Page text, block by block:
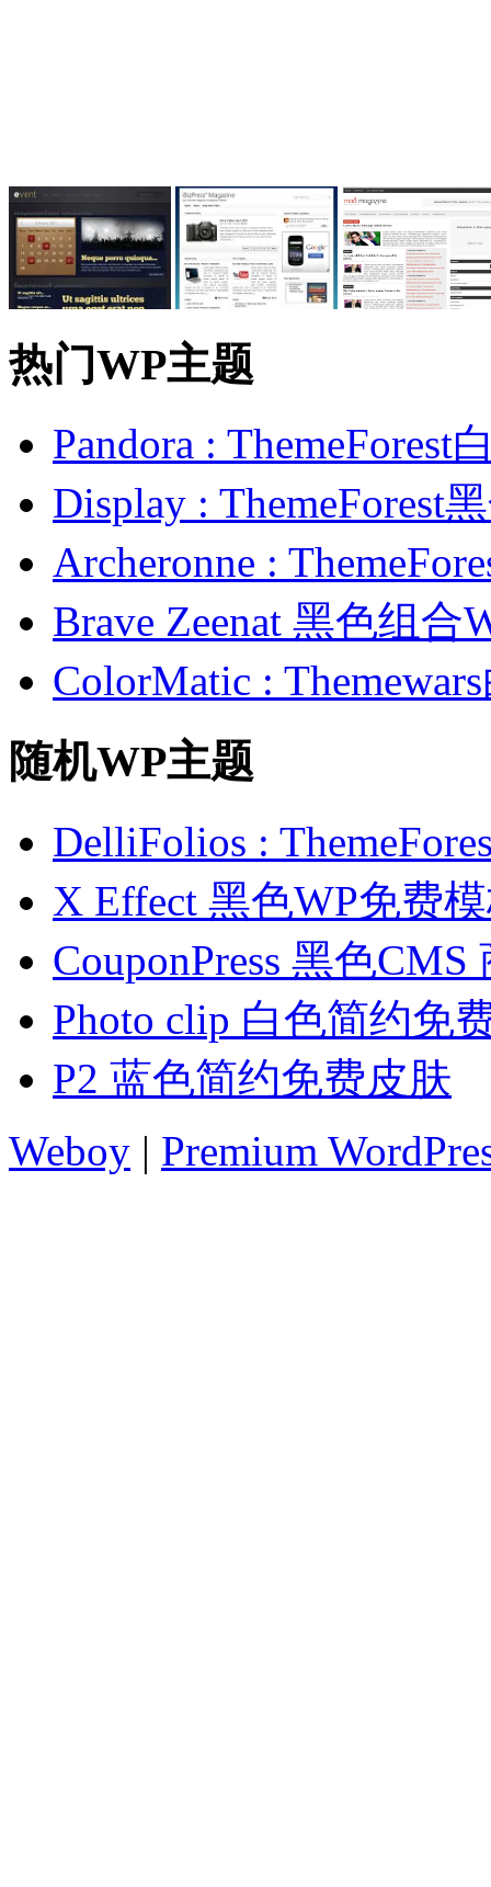
热门WP主题
Pandora : ThemeForest
Display : ThemeForest
Archeronne :
Brave Zeenat 黑色组合
ColorMatic :
随机WP主题
DelliFolios :
X Effect 黑色WP免费
CouponPress 黑色CMS
Photo clip 白色简约免
P2 蓝色简约免费皮肤
Weboy | Premium